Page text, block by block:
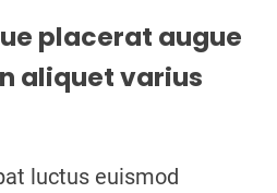
placerat augue
aliquet varius
luctus euismod